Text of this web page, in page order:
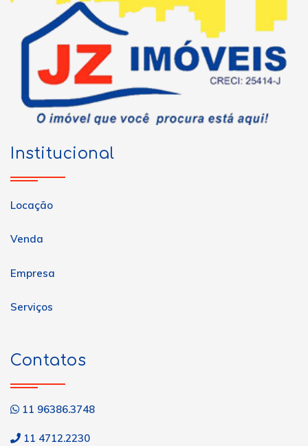
Institucional
Locação
Venda
Empresa
Serviços
Contatos
11 96386.3748
11 4712.2230